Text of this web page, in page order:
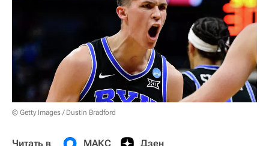
© Getty Images / Dustin Bradford
Читать в МАКС Дзен